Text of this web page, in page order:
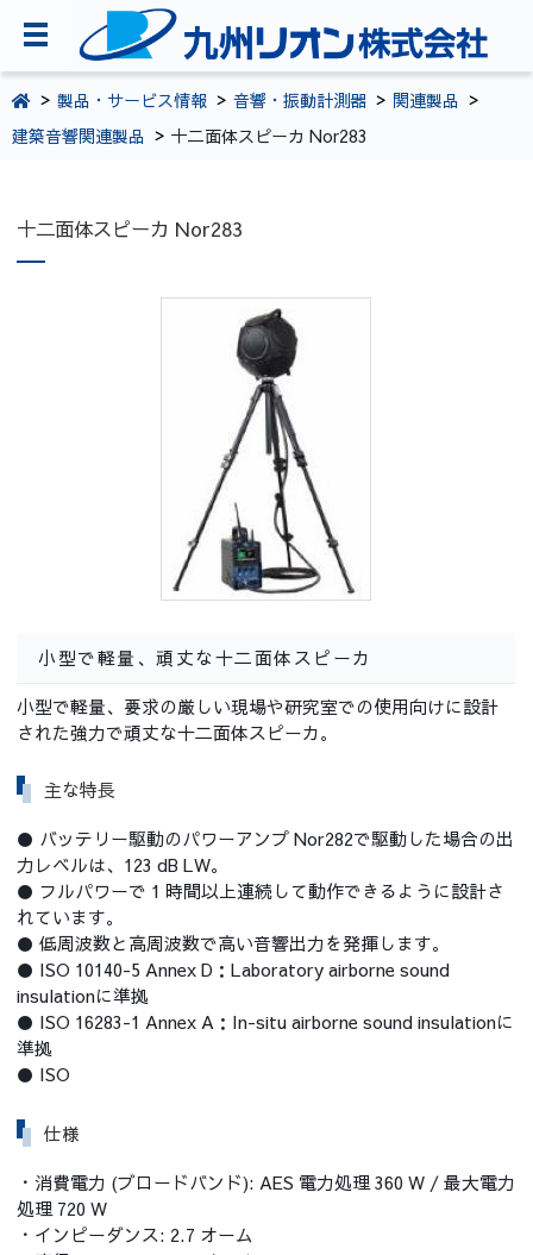
TOPページ
会社案内
製品・サービス情報
092-281-5361
製品・サービス情報 音響・振動計測器
関連製品
建築音響関連製品
十二面体スピーカ Nor283
十二面体スピーカ Nor283
小型で軽量、頑丈な十二面体スピーカ
小型で軽量、要求の厳しい現場や研究室での使用向けに設計
された強力で頑丈な十二面体スピーカ。
主な特長
● バッテリー駆動のパワーアンプ Nor282で駆動した場合の出
力レベルは、123 dB LW。
● フルパワーで 1 時間以上連続して動作できるように設計さ
れています。
● 低周波数と高周波数で高い音響出力を発揮します。
● ISO 10140-5 Annex D：Laboratory airborne sound
insulationに準拠
● ISO 16283-1 Annex A：In-situ airborne sound insulationに
準拠
● ISO
仕様
・消費電力 (ブロードバンド): AES 電力処理 360 W / 最大電力
処理 720 W
・インピーダンス: 2.7 オーム